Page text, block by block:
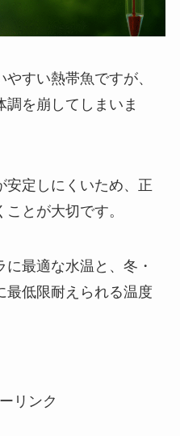
すい熱帯魚ですが、
を崩してしまいま
安定しにくいため、正
とが大切です。
最適な水温と、冬・
最低限耐えられる温度
リンク